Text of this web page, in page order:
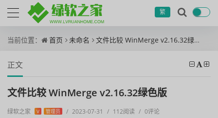
繁
当前位置： 首页 未命名 文件比较 WinMerge v2.16.32绿色版
正文
文件比较 WinMerge v2.16.32绿色版
绿软之家 V 管理员 / 2023-07-31 / 112阅读 / 0评论